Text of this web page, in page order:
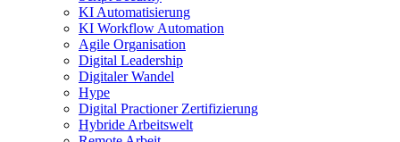
KI Automatisierung
KI Workflow Automation
Agile Organisation
Digital Leadership
Digitaler Wandel
Hype
Digital Practioner Zertifizierung
Hybride Arbeitswelt